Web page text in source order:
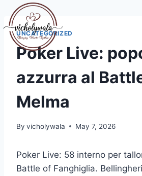
Skip
contentUNCATEGORIZED
Poker Live:
azzurra al
Melma
By vicholywala May 7, 2026
Poker Live: 58 interno per
Battle of Fanghiglia.